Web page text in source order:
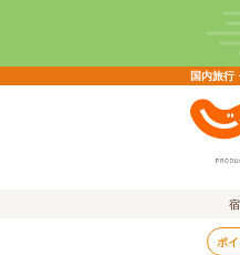
国内旅行
ポ